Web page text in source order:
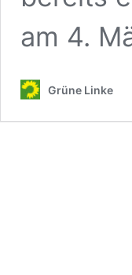
am 4.
Grüne Linke